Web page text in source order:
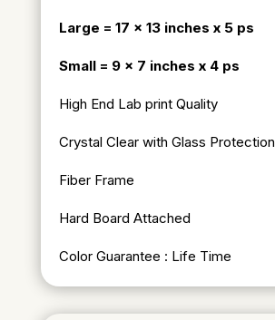
Large = 17 x 13 inches x 5 ps
Small = 9 x 7 inches x 4 ps
High End Lab print Quality
Crystal Clear with Glass Protection
Fiber Frame
Hard Board Attached
Color Guarantee : Life Time